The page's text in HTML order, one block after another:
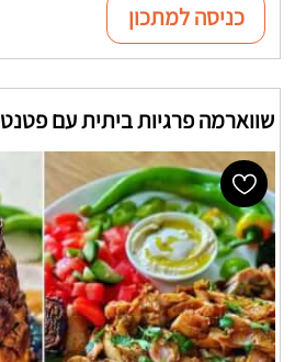
כניסה למתכון
שווארמה פרגיות ביתית עם פטנט